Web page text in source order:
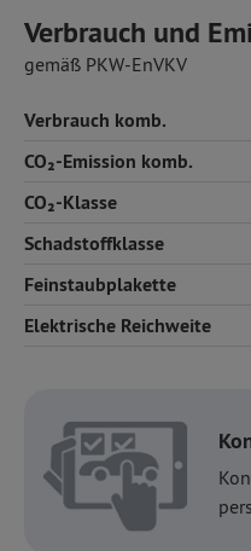
Verbrauch und
gemäß PKW-EnVKV
Verbrauch komb.
CO₂-Emission komb.
CO₂-Klasse
Schadstoffklasse
Feinstaubplakette
Elektrische Reichweite